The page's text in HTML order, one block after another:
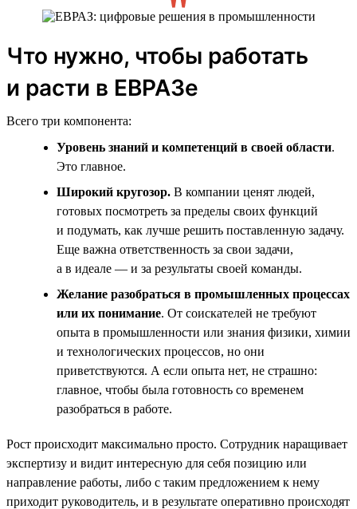
Что нужно, чтобы работать
и расти в ЕВРАЗе
Всего три компонента:
Уровень знаний и компетенций в своей области.
Это главное.
Широкий кругозор. В компании ценят людей,
готовых посмотреть за пределы своих функций
и подумать, как лучше решить поставленную задачу.
Еще важна ответственность за свои задачи,
а в идеале — и за результаты своей команды.
Желание разобраться в промышленных процессах
или их понимание. От соискателей не требуют
опыта в промышленности или знания физики, химии
и технологических процессов, но они
приветствуются. А если опыта нет, не страшно:
главное, чтобы была готовность со временем
разобраться в работе.
Рост происходит максимально просто. Сотрудник наращивает
экспертизу и видит интересную для себя позицию или
направление работы, либо с таким предложением к нему
приходит руководитель, и в результате оперативно происходят